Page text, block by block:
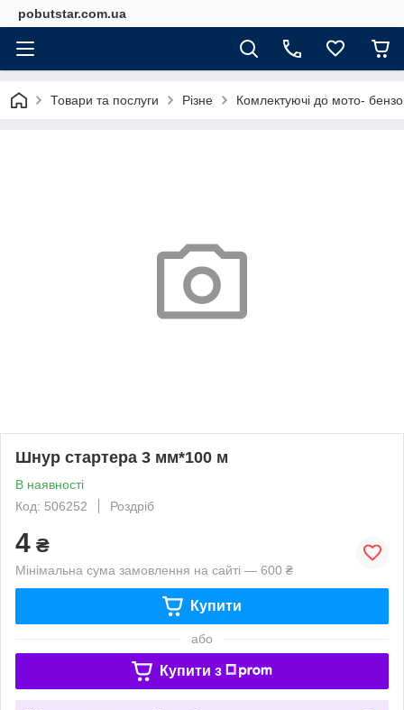
pobutstar.com.ua
Товари та послуги Різне Комлектуючі до мото-
Шнур стартера 3 мм*100 м
В наявності
Код: 506252
Роздріб
4 ₴
Мінімальна сума замовлення на сайті — 600 ₴
Купити
або
Купити з